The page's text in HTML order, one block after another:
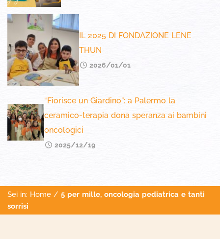
IL 2025 DI FONDAZIONE LENE
THUN
2026/01/01
“Fiorisce un Giardino”: a Palermo la
ceramico-terapia dona speranza ai bambini
oncologici
2025/12/19
Sei in: Home / 5 per mille, oncologia pediatrica e tanti
sorrisi